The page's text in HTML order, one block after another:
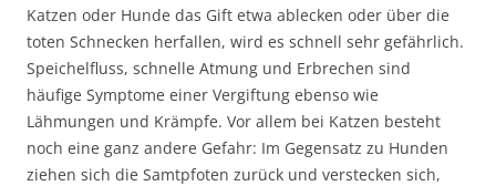
Katzen oder Hunde das Gift etwa ablecken oder über die
toten Schnecken herfallen, wird es schnell sehr gefährlich.
Speichelfluss, schnelle Atmung und Erbrechen sind
häufige Symptome einer Vergiftung ebenso wie
Lähmungen und Krämpfe. Vor allem bei Katzen besteht
noch eine ganz andere Gefahr: Im Gegensatz zu Hunden
ziehen sich die Samtpfoten zurück und verstecken sich,